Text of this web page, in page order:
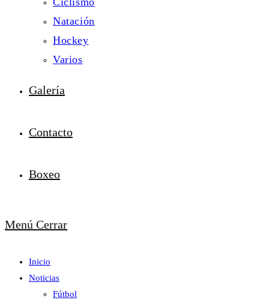
Natación
Hockey
Varios
Galería
Contacto
Boxeo
Menú Cerrar
Inicio
Noticias
Fútbol